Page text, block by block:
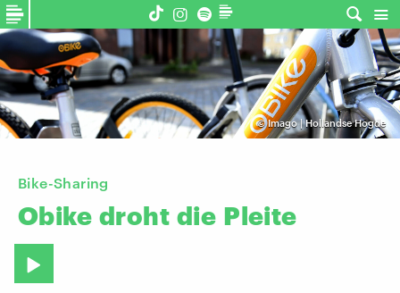
©Imago | Hollandse Hogde
Bike-Sharing
Obike droht die Pleite